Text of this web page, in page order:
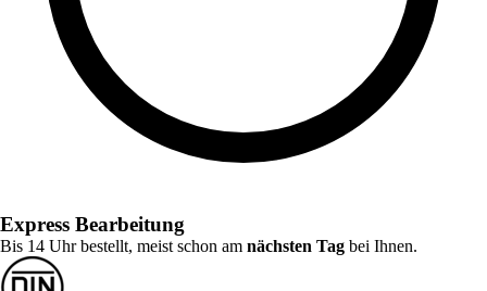
Express Bearbeitung
Bis 14 Uhr bestellt, meist schon am nächsten Tag bei Ihnen.